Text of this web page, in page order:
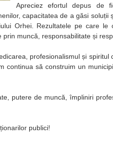
Apreciez efortul depus de
capacitatea de a găsi
Orhei. Rezultatele pe care
muncă, responsabilitate și
profesionalismul și
continua să construim un
putere de muncă, împliniri
publici!